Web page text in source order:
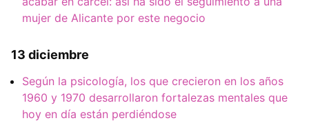
mujer de Alicante por este negocio
13 diciembre
Según la psicología, los que crecieron en los años
1960 y 1970 desarrollaron fortalezas mentales que
hoy en día están perdiéndose